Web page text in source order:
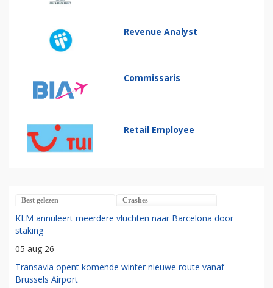
Revenue Analyst
Commissaris
Retail Employee
Best gelezen Crashes
KLM annuleert meerdere vluchten naar Barcelona door
staking
05 aug 26
Transavia opent komende winter nieuwe route vanaf
Brussels Airport